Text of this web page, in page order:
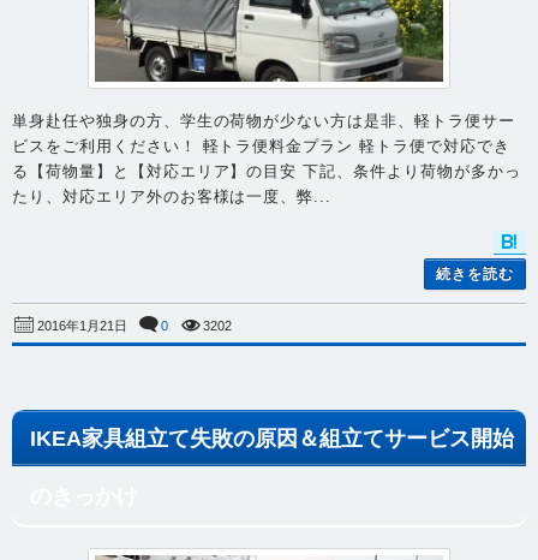
単身赴任や独身の方、学生の荷物が少ない方は是非、軽トラ便サー
ビスをご利用ください！ 軽トラ便料金プラン 軽トラ便で対応でき
る【荷物量】と【対応エリア】の目安 下記、条件より荷物が多かっ
たり、対応エリア外のお客様は一度、弊...
続きを読む
2016年1月21日 0 3202
IKEA家具組立て失敗の原因＆組立てサービス開始